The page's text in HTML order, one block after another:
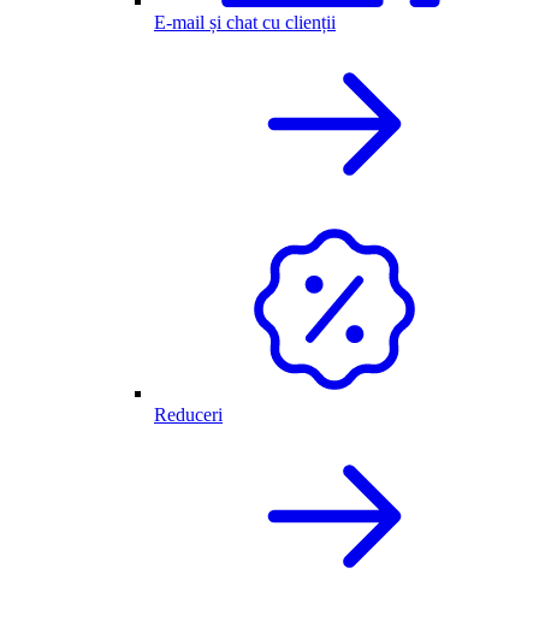
E-mail și chat cu clienții
Reduceri